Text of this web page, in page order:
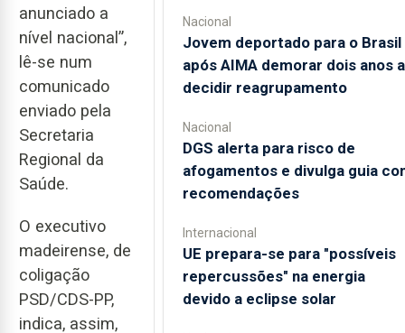
anunciado a
nível nacional”,
lê-se num
comunicado
enviado pela
Secretaria
Regional da
Saúde.
O executivo
madeirense, de
coligação
PSD/CDS-PP,
indica, assim,
Nacional
Jovem deportado para o Brasil
após AIMA demorar dois anos a
decidir reagrupamento
Nacional
DGS alerta para risco de
afogamentos e divulga guia
recomendações
Internacional
UE prepara-se para "possíveis
repercussões" na energia
devido a eclipse solar